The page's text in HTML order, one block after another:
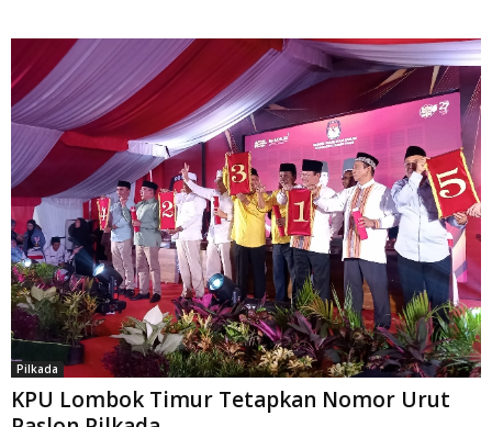
Pilkada
KPU Lombok Timur Tetapkan Nomor Urut